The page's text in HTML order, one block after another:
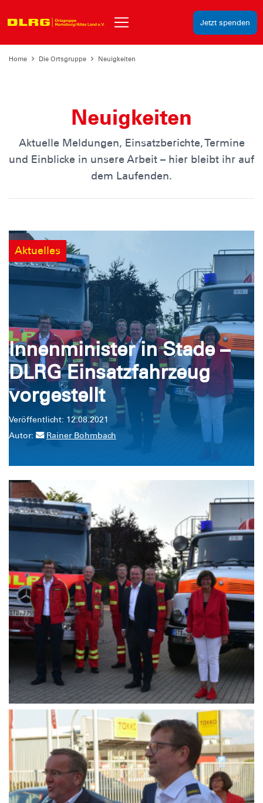
Jetzt spenden
Home Die Ortsgruppe Neuigkeiten
Neuigkeiten
Aktuelle Meldungen, Einsatzberichte, Termine
und Einblicke in unsere Arbeit – hier bleibt ihr auf
dem Laufenden.
Aktuelles
Innenminister in Stade –
DLRG Einsatzfahrzeug
vorgestellt
Veröffentlicht: 12.08.2021
Autor:
Rainer Bohmbach